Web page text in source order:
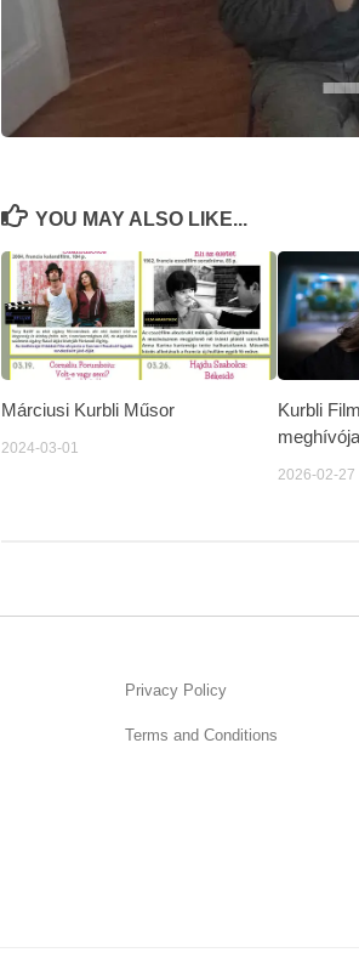
YOU MAY ALSO LIKE...
Márciusi Kurbli Műsor
2024-03-01
Kurbli
meghívója
2026-02-27
Privacy Policy
Terms and Conditions